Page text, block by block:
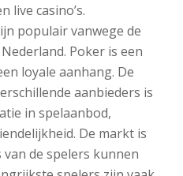
live casino’s.
populair vanwege de
Poker is een
loyale aanhang. De
aanbieders is
in spelaanbod,
De markt is
de spelers kunnen